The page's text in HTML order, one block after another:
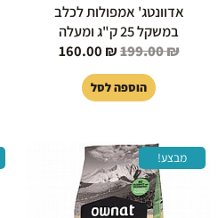
אדוונטג' אמפולות לכלב
במשקל 25 ק"ג ומעלה
199.00₪
160.00 ₪
הוספה לסל
מבצע!
המחיר
המקורי
היה:
159.00 ₪.